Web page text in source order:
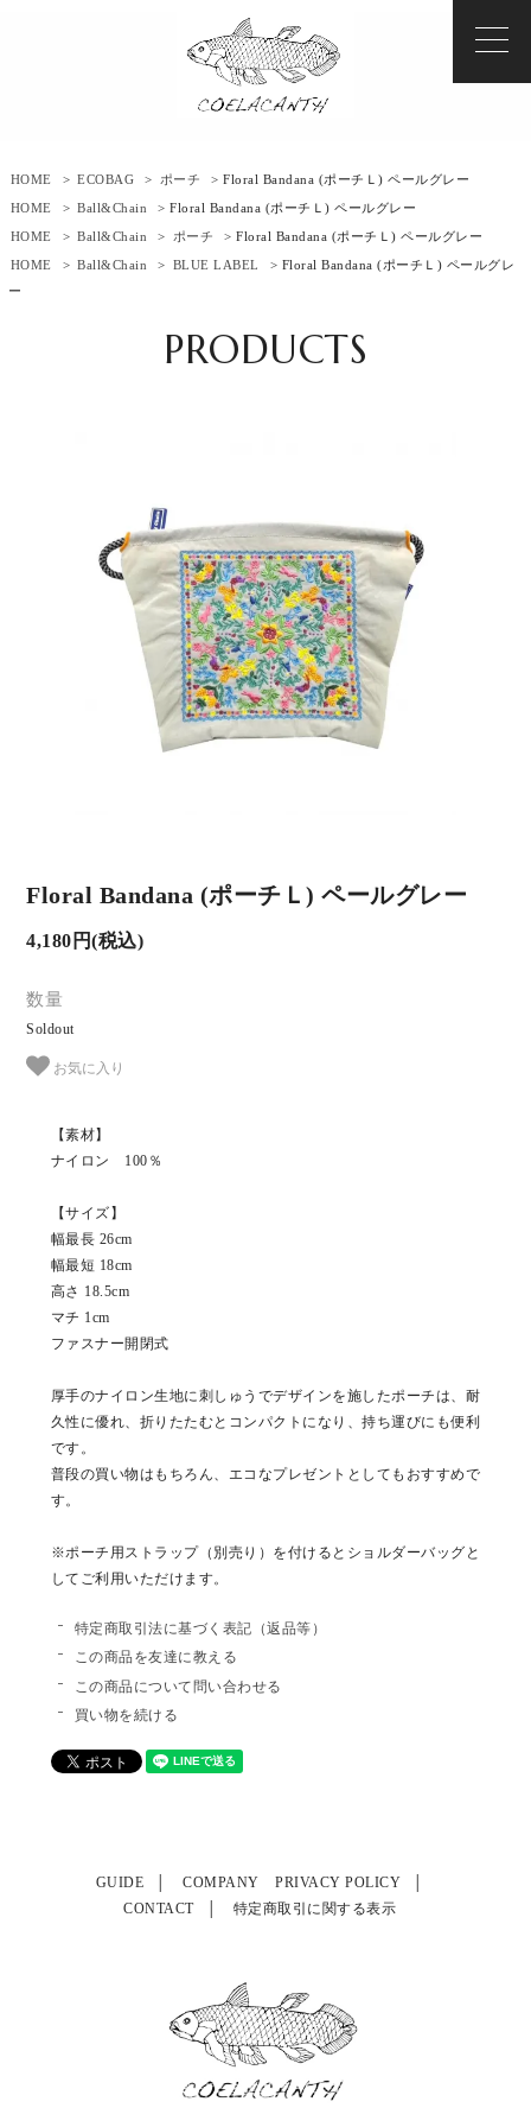
HOME > ECOBAG > ポーチ
> Floral Bandana (ポーチＬ) ペールグレー
HOME
> Ball&Chain
> Floral Bandana (ポーチＬ) ペールグレー
HOME
> Ball&Chain > ポーチ
> Floral Bandana (ポーチＬ) ペールグレー
HOME
> Ball&Chain > BLUE LABEL
> Floral Bandana (ポーチＬ) ペールグレ
ー
PRODUCTS
Floral Bandana (ポーチＬ) ペールグレー
4,180円(税込)
数量
Soldout
お気に入り
【素材】
ナイロン 100％
【サイズ】
幅最長 26cm
幅最短 18cm
高さ 18.5cm
マチ 1cm
ファスナー開閉式
厚手のナイロン生地に刺しゅうでデザインを施したポーチは、耐
久性に優れ、折りたたむとコンパクトになり、持ち運びにも便利
です。
普段の買い物はもちろん、エコなプレゼントとしてもおすすめで
す。
※ポーチ用ストラップ（別売り）を付けるとショルダーバッグと
してご利用いただけます。
特定商取引法に基づく表記（返品等）
この商品を友達に教える
この商品について問い合わせる
買い物を続ける
GUIDE COMPANY
PRIVACY POLICY
CONTACT
特定商取引に関する表示